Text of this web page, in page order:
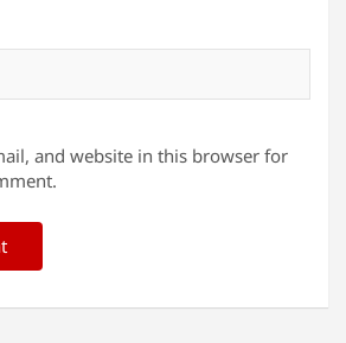
and website in this browser for